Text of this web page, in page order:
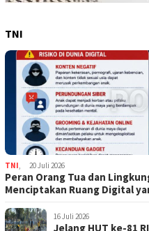
TNI
TNI, 20 Juli 2026
Peran Orang Tua dan
Menciptakan Ruang Digital
16 Juli 2026
Jelang HUT ke-81